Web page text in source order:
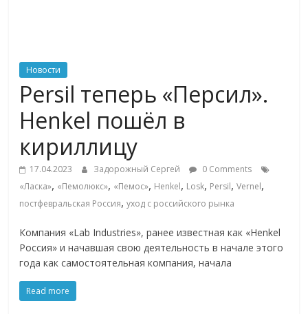
логистике,
технологиях,
соцсетях
Портал
об
онлайн-
сервисах
для
Commerce,
ритейле,
Новости
Persil теперь «Персил».
Henkel пошёл в
кириллицу
17.04.2023 Задорожный Сергей
0 Comments
«Ласка», «Пемолюкс», «Пемос», Henkel, Losk, Persil,Vernel,
постфевральская Россия,уход с российского рынка
Компания «Lab Industries», ранее известная как «Henkel
Россия» и начавшая свою деятельность в начале этого
года как самостоятельная компания, начала
Read more